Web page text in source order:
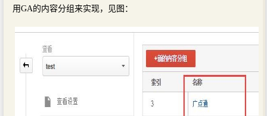
用GA的内容分组来实现，见图：